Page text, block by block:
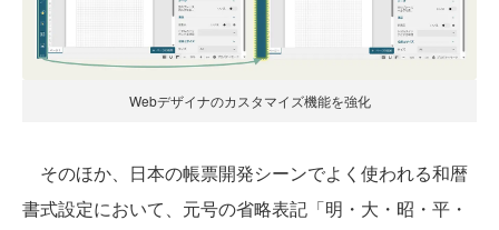
Webデザイナのカスタマイズ機能を強化
そのほか、日本の帳票開発シーンでよく使われる和暦
書式設定において、元号の省略表記「明・大・昭・平・